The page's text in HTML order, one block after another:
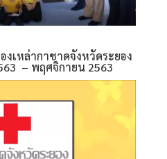
เหล่ากาชาดจังหวัดระยอง
– พฤศจิกายน 2563